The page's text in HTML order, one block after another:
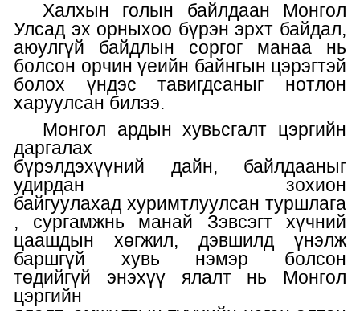
Халхын голын байлдаан Монгол
Улсад эх орныхоо бүрэн эрхт байдал,
аюулгүй байдлын соргог манаа нь
болсон орчин үеийн байнгын цэрэгтэй
болох үндэс тавигдсаныг нотлон
харуулсан билээ.
Монгол ардын хувьсгалт цэргийн
даргалах
бүрэлдэхүүний дайн, байлдааныг
удирдан зохион
байгуулахад хуримтлуулсан туршлага
, сургамжнь манай Зэвсэгт хүчний
цаашдын хөгжил, дэвшилд үнэлж
баршгүй хувь нэмэр болсон
төдийгүй энэхүү ялалт нь Монгол
цэргийн